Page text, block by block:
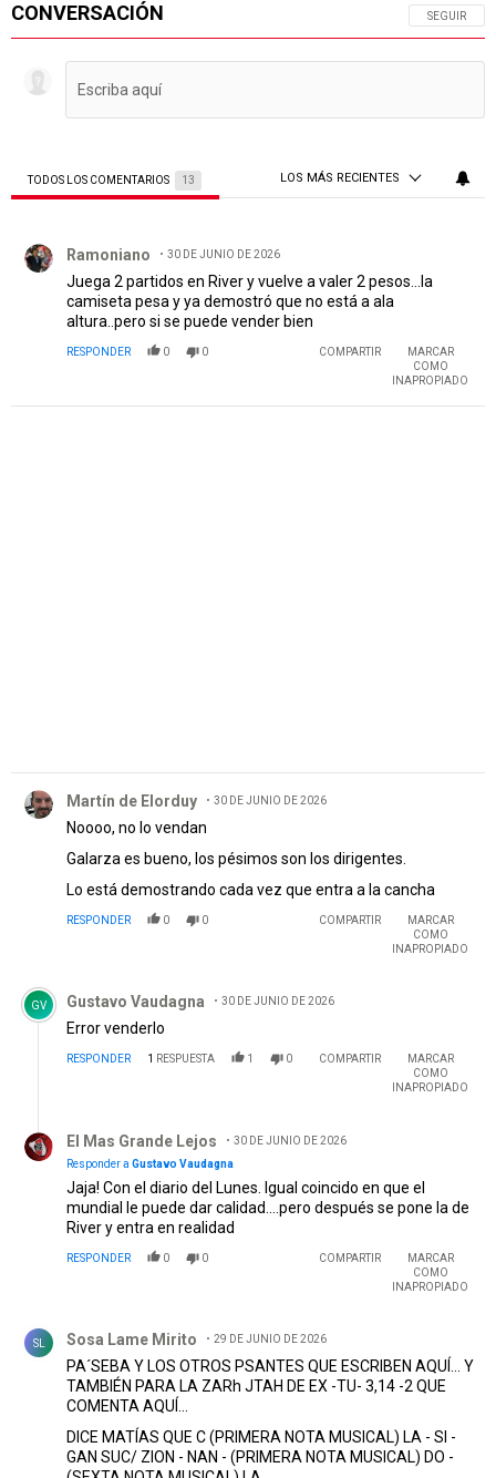
CONVERSACIÓN SIGA ESTA
SEGUIR
TODOS LOS COMENTARIOS 13 LOS MÁS RECIENTES
Ramoniano 30 DE JUNIO DE 2026
Juega 2 partidos en River y vuelve a valer 2 pesos...la
camiseta pesa y ya demostró que no está a ala
altura..pero si se puede vender bien
RESPONDER 0 0 COMPARTIR
MARCAR
COMO
INAPROPIADO
Martín de Elorduy 30 DE JUNIO DE 2026
Noooo, no lo vendan
Galarza es bueno, los pésimos son los dirigentes.
Lo está demostrando cada vez que entra a la cancha
RESPONDER 0 0 COMPARTIR
MARCAR
COMO
INAPROPIADO
Comentario de Gustavo Vaudagna.
GV Gustavo Vaudagna 30 DE JUNIO DE 2026
Error venderlo
RESPONDER 1 RESPUESTA 1 0 COMPARTIR
MARCAR
COMO
INAPROPIADO
El Mas Grande Lejos
30 DE JUNIO DE 2026
Responder a Gustavo Vaudagna
Jaja! Con el diario del Lunes. Igual coincido en que el
mundial le puede dar calidad....pero después se pone la de
River y entra en realidad
RESPONDER 0 0 COMPARTIR
MARCAR
COMO
INAPROPIADO
SL Sosa Lame Mirito 29 DE JUNIO DE 2026
PA´SEBA Y LOS OTROS PSANTES QUE ESCRIBEN AQUÍ... Y
TAMBIÉN PARA LA ZARh JTAH DE EX -TU- 3,14 -2 QUE
COMENTA AQUÍ...
DICE MATÍAS QUE C (PRIMERA NOTA MUSICAL) LA - SI -
GAN SUC/ ZION - NAN - (PRIMERA NOTA MUSICAL) DO -